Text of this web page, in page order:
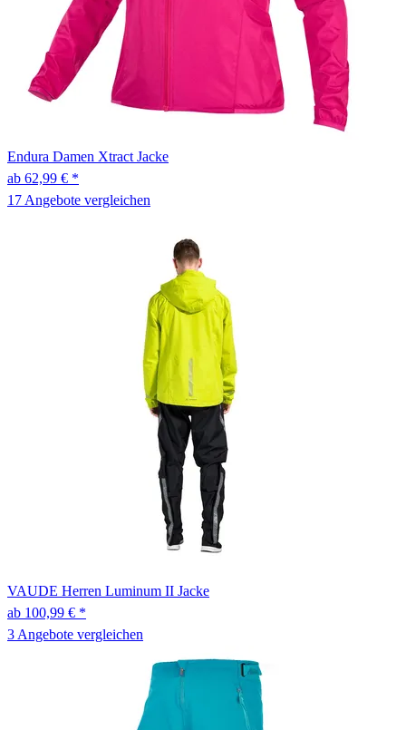
Endura Damen Xtract Jacke
ab 62,99 € *
17 Angebote vergleichen
VAUDE Herren Luminum II Jacke
ab 100,99 € *
3 Angebote vergleichen